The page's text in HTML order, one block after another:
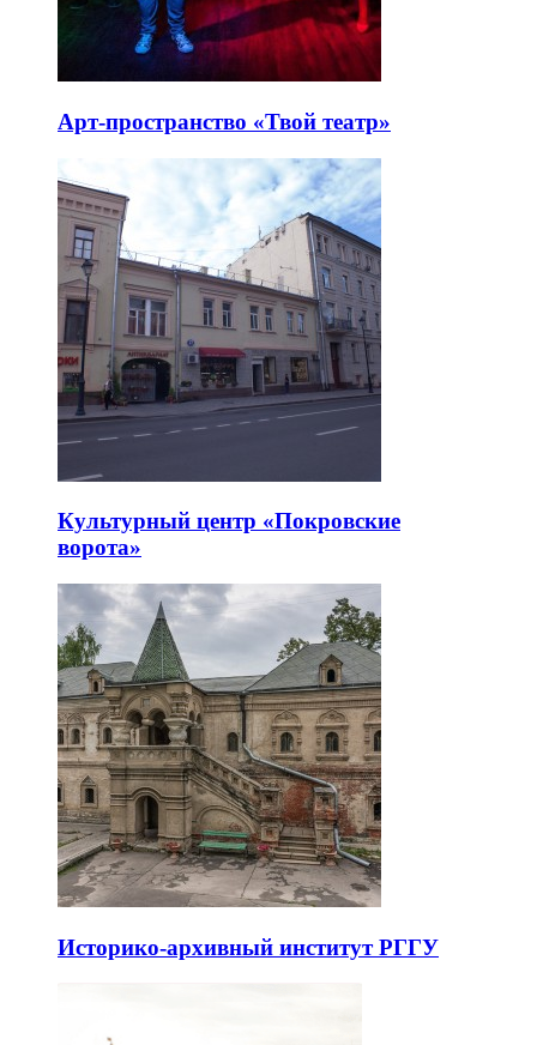
Арт-пространство «Твой театр»
Культурный центр «Покровские
ворота»
Историко-архивный институт РГГУ